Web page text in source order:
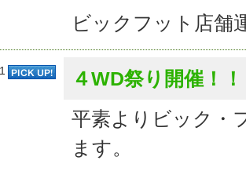
ビックフット店舗
４WD祭り開催！
平素よりビック・
ます。